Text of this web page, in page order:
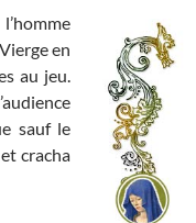
en
au jeu.
sauf le
cracha